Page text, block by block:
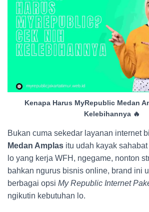
Kenapa Harus MyRepublic Medan
Kelebihannya 🔥
Bukan cuma sekedar layanan internet
Medan Amplas itu udah kayak
lo yang kerja WFH, ngegame, nonton
bahkan ngurus bisnis online, brand ini
berbagai opsi My Republic Internet
ngikutin kebutuhan lo.